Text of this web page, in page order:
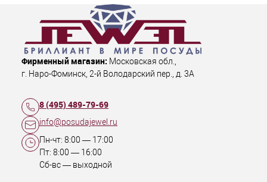
Фирменный магазин: Московская обл.,
г. Наро-Фоминск, 2-й Володарский пер., д. 3А
8 (495) 489-79-69
info@posudajewel.ru
Пн-чт: 8:00 — 17:00
Пт: 8:00 — 16:00
Сб-вс — выходной